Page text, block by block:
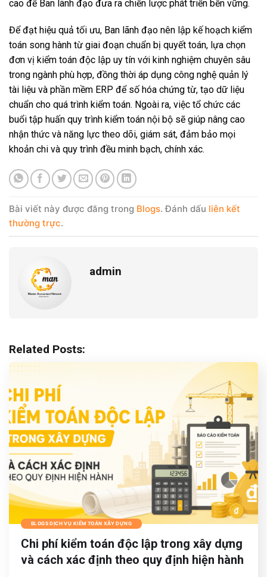
cao để Ban lãnh đạo đưa ra chiến lược phát triển bền vững.
Để đạt hiệu quả tối ưu, Ban lãnh đạo nên lập kế hoạch kiểm
toán song hành từ giai đoạn chuẩn bị quyết toán, lựa chọn
đơn vị kiểm toán độc lập uy tín với kinh nghiệm chuyên sâu
trong ngành phù hợp, đồng thời áp dụng công nghệ quản lý
tài liệu và phần mềm ERP để số hóa chứng từ, tạo dữ liệu
chuẩn cho quá trình kiểm toán. Ngoài ra, việc tổ chức các
buổi tập huấn quy trình kiểm toán nội bộ sẽ giúp nâng cao
nhận thức và năng lực theo dõi, giám sát, đảm bảo mọi
khoản chi và quy trình đều minh bạch, chính xác.
Bài viết này được đăng trong Blogs. Đánh dấu liên kết
thường trực.
admin
Related Posts:
BLOGS DỊCH VỤ KIỂM TOÁN XÂY DỰNG
Chi phí kiểm toán độc lập trong xây dựng
và cách xác định theo quy định hiện hành